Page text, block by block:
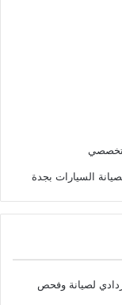
السيارات بجدة
لصيانة وفحص